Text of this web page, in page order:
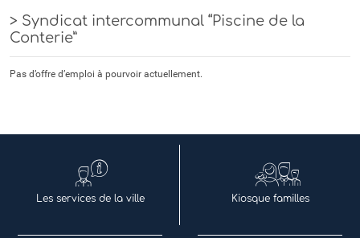
> Syndicat intercommunal “Piscine de la
Conterie”
Pas d’offre d’emploi à pourvoir actuellement.
Les services de la ville Kiosque familles